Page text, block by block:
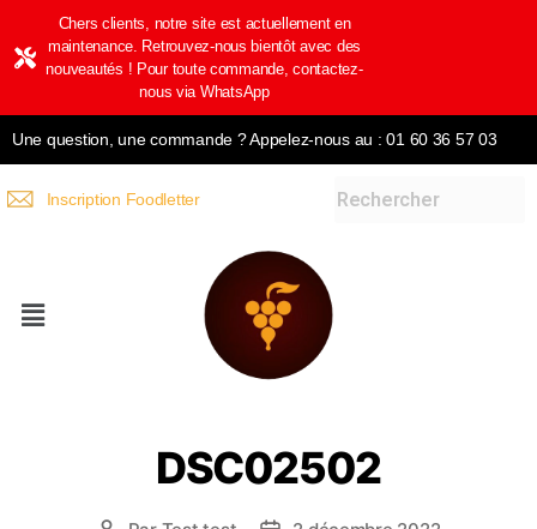
Chers clients, notre site est actuellement en
maintenance. Retrouvez-nous bientôt avec des
nouveautés ! Pour toute commande, contactez-
nous via WhatsApp
Une question, une commande ? Appelez-nous au : 01 60 36 57 03
Inscription Foodletter
DSC02502